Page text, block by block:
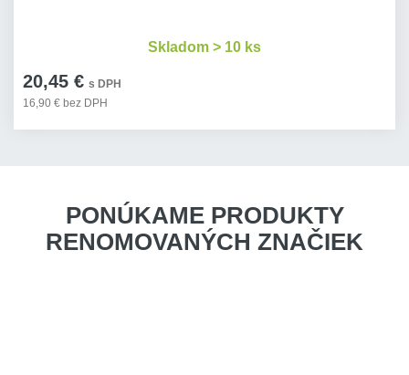
20,45 € s DPH
16,90 € bez DPH
Skladom > 10 ks
PONÚKAME PRODUKTY
RENOMOVANÝCH ZNAČIEK